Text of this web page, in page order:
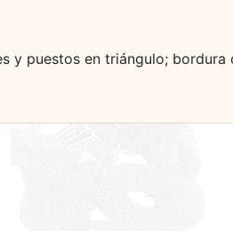
y puestos en triángulo;